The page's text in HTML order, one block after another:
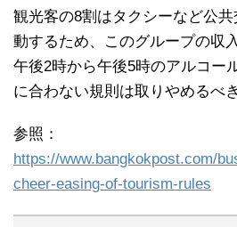
観光客の8割はタクシーなど公
動するため、このグループの収
午後2時から午後5時のアルコー
に合わない規則は取りやめるべき
参照：
https://www.bangkokpost.com/
cheer-easing-of-tourism-rules